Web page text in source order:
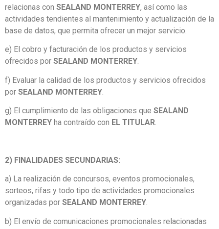
relacionas con SEALAND MONTERREY, así como las
actividades tendientes al mantenimiento y actualización de la
base de datos, que permita ofrecer un mejor servicio.
e) El cobro y facturación de los productos y servicios
ofrecidos por SEALAND MONTERREY.
f) Evaluar la calidad de los productos y servicios ofrecidos
por SEALAND MONTERREY
g) El cumplimiento de las obligaciones que SEALAND
MONTERREY ha contraído con EL TITULAR.
2) FINALIDADES SECUNDARIAS:
a) La realización de concursos, eventos promocionales,
sorteos, rifas y todo tipo de actividades promocionales
organizadas por SEALAND MONTERREY.
b) El envío de comunicaciones promocionales relacionadas